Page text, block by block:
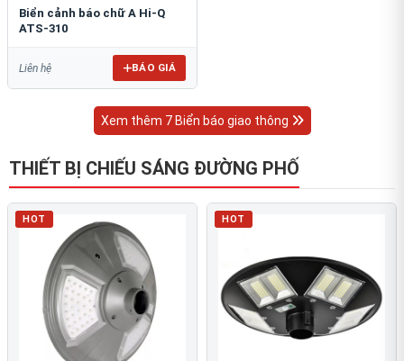
Biển cảnh báo chữ A Hi-Q
ATS-310
Liên hệ BÁO GIÁ
Xem thêm 7 Biển báo giao thông
THIẾT BỊ CHIẾU SÁNG ĐƯỜNG PHỐ
HOT HOT